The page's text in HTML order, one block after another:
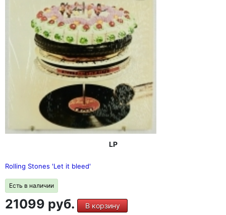
LP
Rolling Stones 'Let it bleed'
Есть в наличии
21099 руб. В корзину